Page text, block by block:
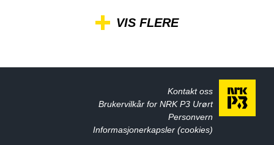
VIS FLERE
Kontakt oss
Brukervilkår for NRK P3 Urørt
Personvern
Informasjonerkapsler (cookies)